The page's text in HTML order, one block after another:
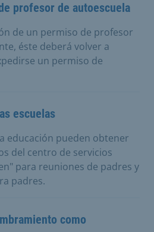
profesor de autoescuela
de un permiso de profesor
éste deberá volver a
un permiso de
escuelas
educación pueden obtener
del centro de servicios
para reuniones de padres y
padres.
como